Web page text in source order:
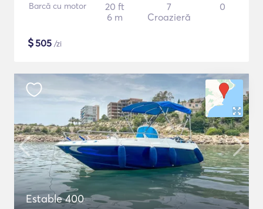
Barcă cu motor
20 ft
6 m
7
Croazieră
0
$505 /zi
Estable 400